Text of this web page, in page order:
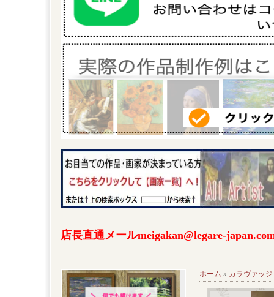
店長直通メールmeigakan@legare-
ホーム » カラヴァッ